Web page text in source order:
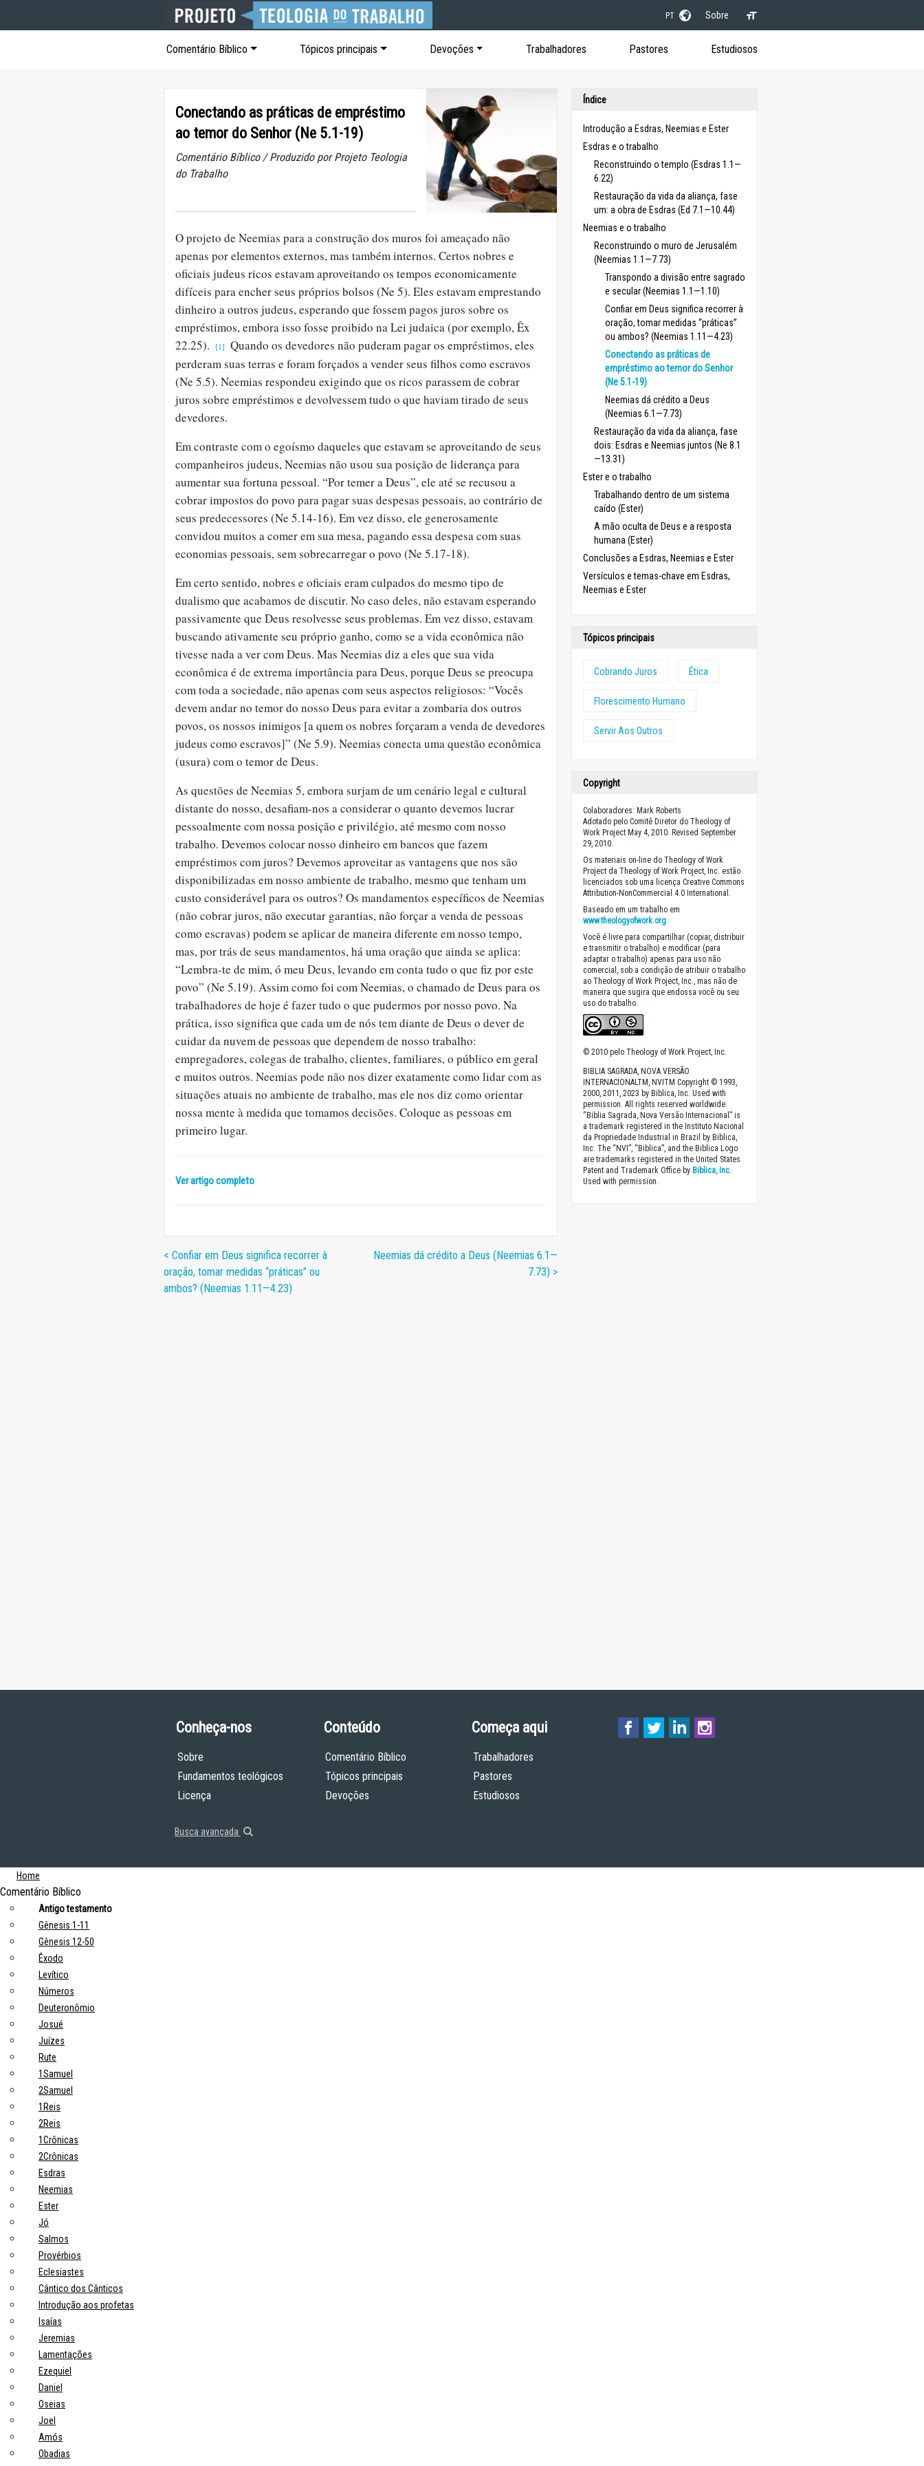
PT Sobre
Comentário Bíblico Tópicos principais Devoções Trabalhadores Pastores Estudiosos
Conectando as práticas de empréstimo
ao temor do Senhor (Ne 5.1-19)
Comentário Bíblico / Produzido por Projeto Teologia
do Trabalho
O projeto de Neemias para a construção dos muros foi ameaçado não
apenas por elementos externos, mas também internos. Certos nobres e
oficiais judeus ricos estavam aproveitando os tempos economicamente
difíceis para encher seus próprios bolsos (Ne 5). Eles estavam emprestando
dinheiro a outros judeus, esperando que fossem pagos juros sobre os
empréstimos, embora isso fosse proibido na Lei judaica (por exemplo, Êx
22.25).
[1] Quando os devedores não puderam pagar os empréstimos, eles
perderam suas terras e foram forçados a vender seus filhos como escravos
(Ne 5.5). Neemias respondeu exigindo que os ricos parassem de cobrar
juros sobre empréstimos e devolvessem tudo o que haviam tirado de seus
devedores.
Em contraste com o egoísmo daqueles que estavam se aproveitando de seus
companheiros judeus, Neemias não usou sua posição de liderança para
aumentar sua fortuna pessoal. “Por temer a Deus”, ele até se recusou a
cobrar impostos do povo para pagar suas despesas pessoais, ao contrário de
seus predecessores (Ne 5.14-16). Em vez disso, ele generosamente
convidou muitos a comer em sua mesa, pagando essa despesa com suas
economias pessoais, sem sobrecarregar o povo (Ne 5.17-18).
Em certo sentido, nobres e oficiais eram culpados do mesmo tipo de
dualismo que acabamos de discutir. No caso deles, não estavam esperando
passivamente que Deus resolvesse seus problemas. Em vez disso, estavam
buscando ativamente seu próprio ganho, como se a vida econômica não
tivesse nada a ver com Deus. Mas Neemias diz a eles que sua vida
econômica é de extrema importância para Deus, porque Deus se preocupa
com toda a sociedade, não apenas com seus aspectos religiosos: “Vocês
devem andar no temor do nosso Deus para evitar a zombaria dos outros
povos, os nossos inimigos [a quem os nobres forçaram a venda de devedores
judeus como escravos]” (Ne 5.9). Neemias conecta uma questão econômica
(usura) com o temor de Deus.
As questões de Neemias 5, embora surjam de um cenário legal e cultural
distante do nosso, desafiam-nos a considerar o quanto devemos lucrar
pessoalmente com nossa posição e privilégio, até mesmo com nosso
trabalho. Devemos colocar nosso dinheiro em bancos que fazem
empréstimos com juros? Devemos aproveitar as vantagens que nos são
disponibilizadas em nosso ambiente de trabalho, mesmo que tenham um
custo considerável para os outros? Os mandamentos específicos de Neemias
(não cobrar juros, não executar garantias, não forçar a venda de pessoas
como escravas) podem se aplicar de maneira diferente em nosso tempo,
mas, por trás de seus mandamentos, há uma oração que ainda se aplica:
“Lembra-te de mim, ó meu Deus, levando em conta tudo o que fiz por este
povo” (Ne 5.19). Assim como foi com Neemias, o chamado de Deus para os
trabalhadores de hoje é fazer tudo o que pudermos por nosso povo. Na
prática, isso significa que cada um de nós tem diante de Deus o dever de
cuidar da nuvem de pessoas que dependem de nosso trabalho:
empregadores, colegas de trabalho, clientes, familiares, o público em geral
e muitos outros. Neemias pode não nos dizer exatamente como lidar com as
situações atuais no ambiente de trabalho, mas ele nos diz como orientar
nossa mente à medida que tomamos decisões. Coloque as pessoas em
primeiro lugar.
Ver artigo completo
< Confiar em Deus significa recorrer à
oração, tomar medidas “práticas” ou
ambos? (Neemias 1.11—4.23)
Neemias dá crédito a Deus (Neemias 6.1—
7.73) >
Índice
Introdução a Esdras, Neemias e Ester
Esdras e o trabalho
Reconstruindo o templo (Esdras 1.1—
6.22)
Restauração da vida da aliança, fase
um: a obra de Esdras (Ed 7.1—10.44)
Neemias e o trabalho
Reconstruindo o muro de Jerusalém
(Neemias 1.1—7.73)
Transpondo a divisão entre sagrado
e secular (Neemias 1.1—1.10)
Confiar em Deus significa recorrer à
oração, tomar medidas “práticas”
ou ambos? (Neemias 1.11—4.23)
Conectando as práticas de
empréstimo ao temor do Senhor
(Ne 5.1-19)
Neemias dá crédito a Deus
(Neemias 6.1—7.73)
Restauração da vida da aliança, fase
dois: Esdras e Neemias juntos (Ne 8.1
—13.31)
Ester e o trabalho
Trabalhando dentro de um sistema
caído (Ester)
A mão oculta de Deus e a resposta
humana (Ester)
Conclusões a Esdras, Neemias e Ester
Versículos e temas-chave em Esdras,
Neemias e Ester
Tópicos principais
Cobrando Juros Ética
Florescimento Humano
Servir Aos Outros
Copyright
Colaboradores: Mark Roberts
Adotado pelo Comitê Diretor do Theology of
Work Project May 4, 2010. Revised September
29, 2010.
Os materiais on-line do Theology of Work
Project da Theology of Work Project, Inc. estão
licenciados sob uma licença Creative Commons
Attribution-NonCommercial 4.0 International.
Baseado em um trabalho em
www.theologyofwork.org
Você é livre para compartilhar (copiar, distribuir
e transmitir o trabalho) e modificar (para
adaptar o trabalho) apenas para uso não
comercial, sob a condição de atribuir o trabalho
ao Theology of Work Project, Inc., mas não de
maneira que sugira que endossa você ou seu
uso do trabalho.
© 2010 pelo Theology of Work Project, Inc.
BIBLIA SAGRADA, NOVA VERSÃO
INTERNACIONALTM, NVITM Copyright © 1993,
2000, 2011, 2023 by Biblica, Inc. Used with
permission. All rights reserved worldwide.
“Biblia Sagrada, Nova Versão Internacional” is
a trademark registered in the Instituto Nacional
da Propriedade Industrial in Brazil by Biblica,
Inc. The “NVI”, “Biblica”, and the Biblica Logo
are trademarks registered in the United States
Patent and Trademark Office by Biblica, Inc.
Used with permission.
Conheça-nos
Sobre
Fundamentos teológicos
Licença
Busca avançada
Conteúdo
Comentário Bíblico
Tópicos principais
Devoções
Começa aqui
Trabalhadores
Pastores
Estudiosos
Home
Comentário Bíblico
Antigo testamento
Gênesis 1-11
Gênesis 12-50
Êxodo
Levítico
Números
Deuteronômio
Josué
Juízes
Rute
1Samuel
2Samuel
1Reis
2Reis
1Crônicas
2Crônicas
Esdras
Neemias
Ester
Jó
Salmos
Provérbios
Eclesiastes
Cântico dos Cânticos
Introdução aos profetas
Isaías
Jeremias
Lamentações
Ezequiel
Daniel
Oseias
Joel
Amós
Obadias